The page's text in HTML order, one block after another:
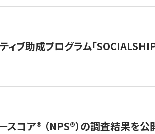
ィブ助成プログラム「
コア®︎ （NPS®︎）の調査結果を公